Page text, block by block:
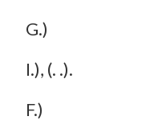
G.)
I.), (. .).
F.)